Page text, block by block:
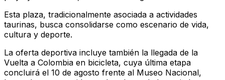
Esta plaza, tradicionalmente asociada a actividades
taurinas, busca consolidarse como escenario de vida,
cultura y deporte.
La oferta deportiva incluye también la llegada de la
Vuelta a Colombia en bicicleta, cuya última etapa
concluirá el 10 de agosto frente al Museo Nacional,